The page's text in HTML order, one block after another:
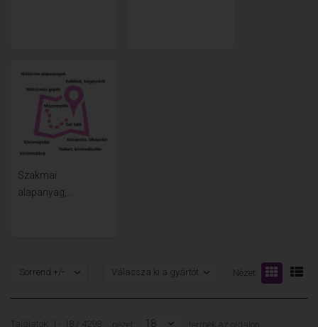
Szakmai
alapanyag,...
Nézet:
Sorrend +/- Válassza ki a gyártót
Találatok: 1 - 18 / 4298 nézet: 18 termék az oldalon